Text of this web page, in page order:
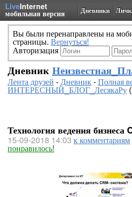
LiveInternet
мобильная версия Дневники
Вы были перенаправлены на
страницы. Вернуться!
Авторизация
Дневник
Лента друзей -Дневник-Полная
ИНТЕРЕСНЫЙ_БЛОГ_ЛесякаРу(
Технология ведения бизнеса
15-09-2018 14:03 к комментариям
понравилось!